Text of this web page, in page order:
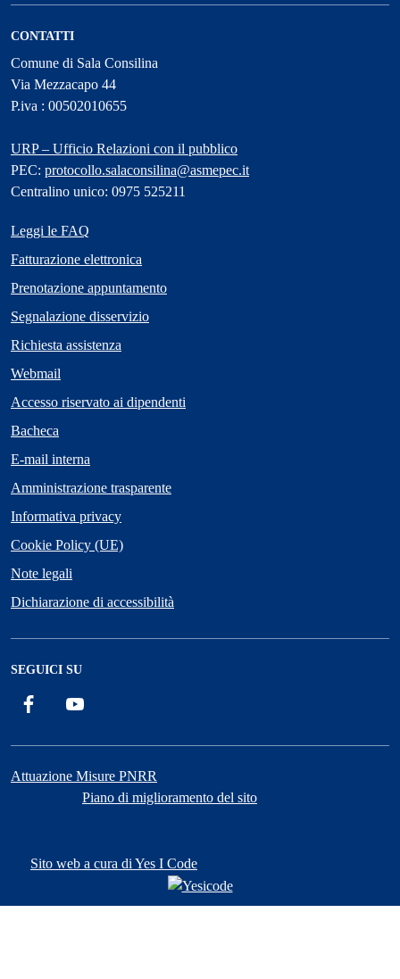
CONTATTI
Comune di Sala Consilina
Via Mezzacapo 44
P.iva : 00502010655
URP – Ufficio Relazioni con il pubblico
PEC: protocollo.salaconsilina@asmepec.it
Centralino unico: 0975 525211
Leggi le FAQ
Fatturazione elettronica
Prenotazione appuntamento
Segnalazione disservizio
Richiesta assistenza
Webmail
Accesso riservato ai dipendenti
Bacheca
E-mail interna
Amministrazione trasparente
Informativa privacy
Cookie Policy (UE)
Note legali
Dichiarazione di accessibilità
SEGUICI SU
Facebook
Attuazione Misure PNRR
Piano di miglioramento del sito
Sito web a cura di Yes I Code